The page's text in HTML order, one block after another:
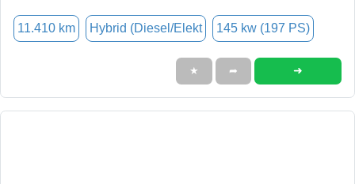
11.410 km Hybrid (Diesel/Elekt 145 kw (197 PS)
★ ➦ ➜